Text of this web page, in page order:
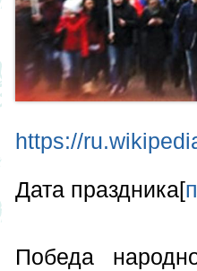
https://
Дата праздника[
Победа